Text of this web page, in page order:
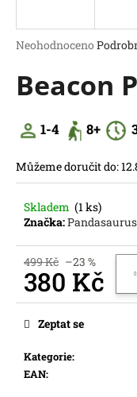
Průměrné
produktu
je
Neohodnoceno
Beacon
1-4 8+
Můžeme doručit do:
Skladem (1 ks)
Značka:
499 Kč –23 %
380 Kč
Měrná
Kategorie:
EAN:
Zeptat se
j
t
?
D
o
p
o
u
u
e
m